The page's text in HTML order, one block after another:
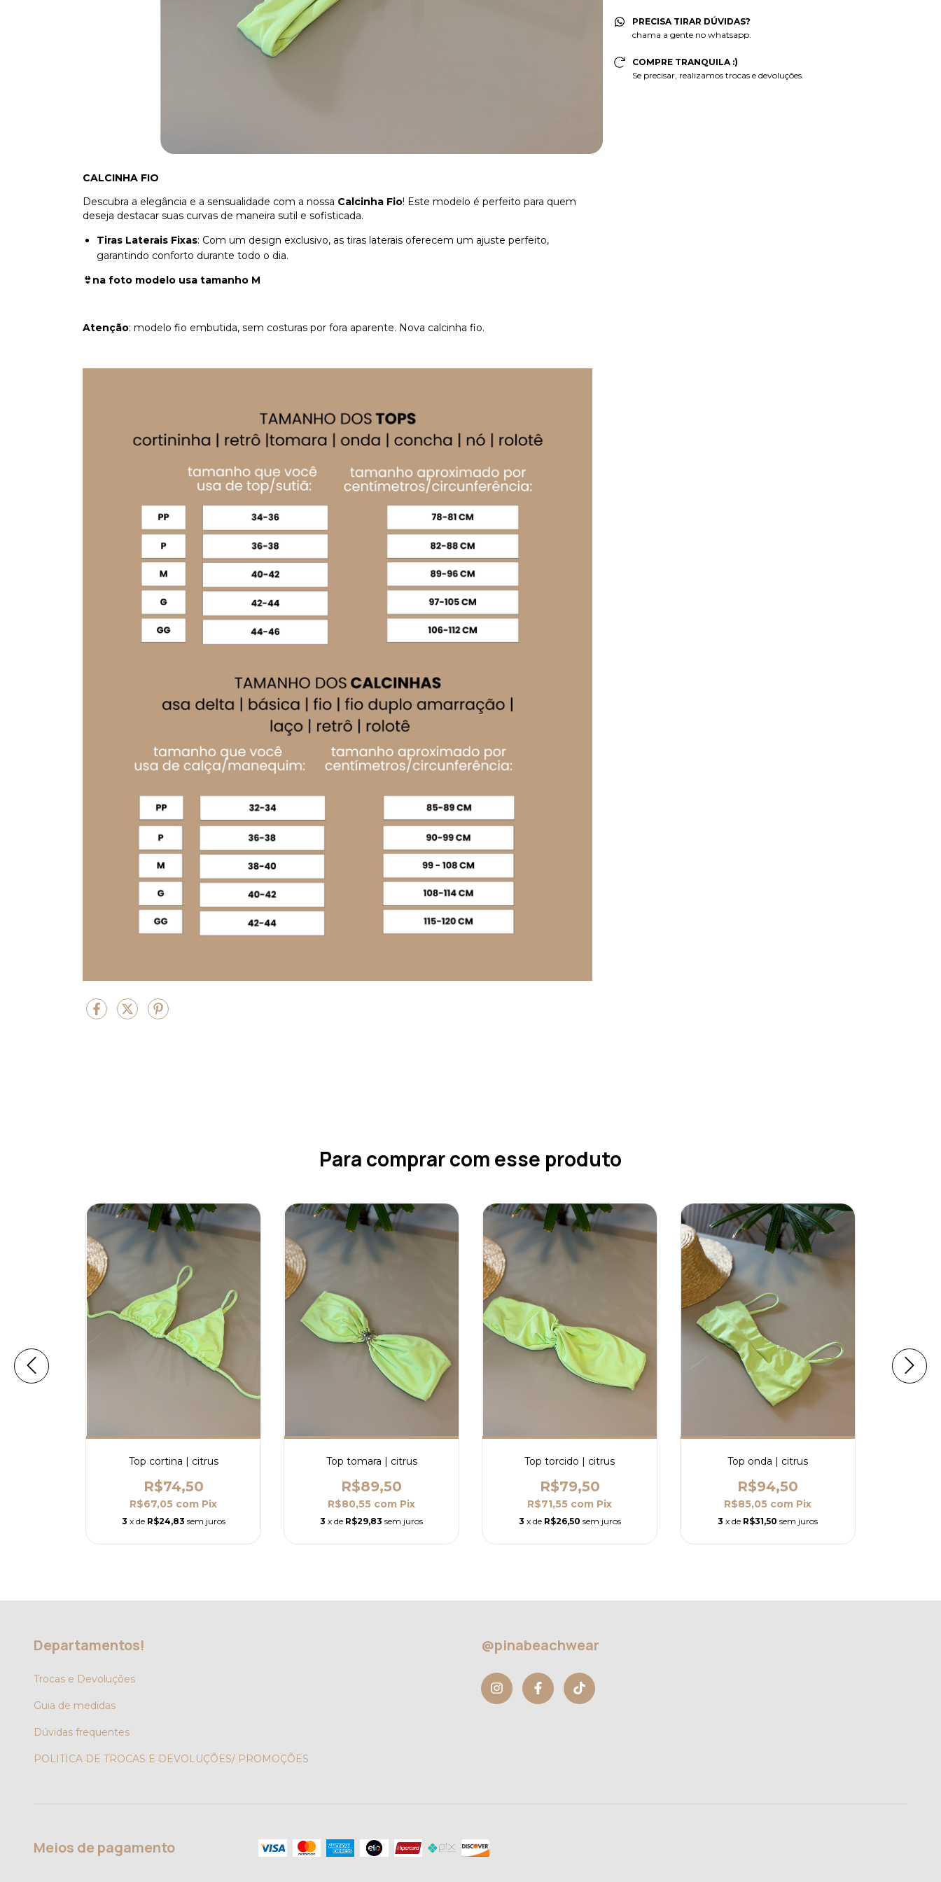
CALCINHA FIO
Descubra a elegância e a sensualidade com a nossa Calcinha Fio! Este modelo é perfeito para quem
deseja destacar suas curvas de maneira sutil e sofisticada.
Tiras Laterais Fixas: Com um design exclusivo, as tiras laterais oferecem um ajuste perfeito,
garantindo conforto durante todo o dia.
👙na foto modelo usa tamanho M
Atenção: modelo fio embutida, sem costuras por fora aparente. Nova calcinha fio.
PRECISA TIRAR DÚVIDAS?
chama a gente no whatsapp.
COMPRE TRANQUILA :)
Se precisar, realizamos trocas e devoluções.
Para comprar com esse produto
Top cortina | citrus
R$74,50
R$67,05 com Pix
3 x de R$24,83 sem juros
Top tomara | citrus
R$89,50
R$80,55 com Pix
3 x de R$29,83 sem juros
Top torcido | citrus
R$79,50
R$71,55 com Pix
3 x de R$26,50 sem juros
Top onda | citrus
R$94,50
R$85,05 com Pix
3 x de R$31,50 sem juros
Departamentos!
Trocas e Devoluções
Guia de medidas
Dúvidas frequentes
POLITICA DE TROCAS E DEVOLUÇÕES/ PROMOÇÕES
@pinabeachwear
Meios de pagamento